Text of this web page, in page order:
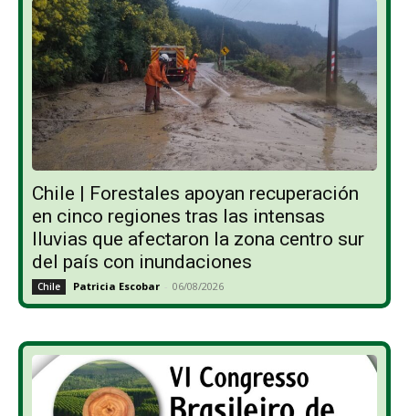
Chile | Forestales apoyan recuperación
en cinco regiones tras las intensas
lluvias que afectaron la zona centro sur
del país con inundaciones
Chile Patricia Escobar - 06/08/2026